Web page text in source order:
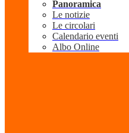
Panoramica
Le notizie
Le circolari
Calendario eventi
Albo Online